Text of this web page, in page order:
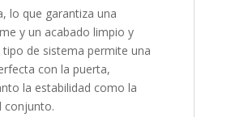
lo que garantiza una
y un acabado limpio y
tipo de sistema permite una
con la puerta,
la estabilidad como la
conjunto.